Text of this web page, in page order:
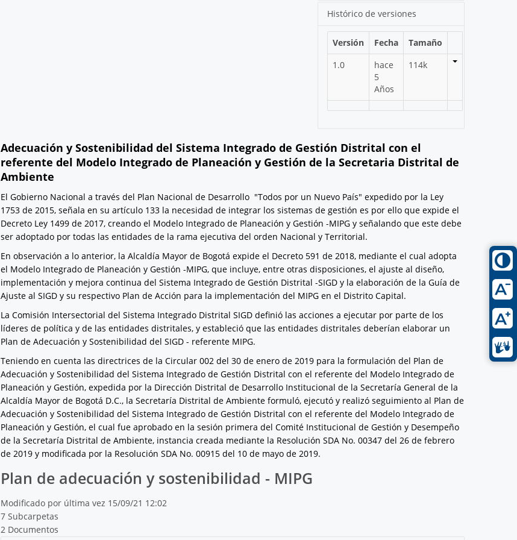
Histórico de versiones
Versión Fecha
Tamaño
1.0
hace
5
Años
114k
Adecuación y Sostenibilidad del Sistema Integrado de Gestión Distrital con el
referente del Modelo Integrado de Planeación y Gestión de la Secretaria Distrital de
Ambiente
El Gobierno Nacional a través del Plan Nacional de Desarrollo "Todos por un Nuevo País" expedido por la Ley
1753 de 2015, señala en su artículo 133 la necesidad de integrar los sistemas de gestión es por ello que expide el
Decreto Ley 1499 de 2017, creando el Modelo Integrado de Planeación y Gestión -MIPG y señalando que este debe
ser adoptado por todas las entidades de la rama ejecutiva del orden Nacional y Territorial.
En observación a lo anterior, la Alcaldía Mayor de Bogotá expide el Decreto 591 de 2018, mediante el cual adopta
el Modelo Integrado de Planeación y Gestión -MIPG, que incluye, entre otras disposiciones, el ajuste al diseño,
implementación y mejora continua del Sistema Integrado de Gestión Distrital -SIGD y la elaboración de la Guía de
Ajuste al SIGD y su respectivo Plan de Acción para la implementación del MIPG en el Distrito Capital.
La Comisión Intersectorial del Sistema Integrado Distrital SIGD definió las acciones a ejecutar por parte de los
líderes de política y de las entidades distritales, y estableció que las entidades distritales deberían elaborar un
Plan de Adecuación y Sostenibilidad del SIGD - referente MIPG.
Teniendo en cuenta las directrices de la Circular 002 del 30 de enero de 2019 para la formulación del Plan de
Adecuación y Sostenibilidad del Sistema Integrado de Gestión Distrital con el referente del Modelo Integrado de
Planeación y Gestión, expedida por la Dirección Distrital de Desarrollo Institucional de la Secretaría General de la
Alcaldía Mayor de Bogotá D.C., la Secretaría Distrital de Ambiente formuló, ejecutó y realizó seguimiento al Plan de
Adecuación y Sostenibilidad del Sistema Integrado de Gestión Distrital con el referente del Modelo Integrado de
Planeación y Gestión, el cual fue aprobado en la sesión primera del Comité Institucional de Gestión y Desempeño
de la Secretaría Distrital de Ambiente, instancia creada mediante la Resolución SDA No. 00347 del 26 de febrero
de 2019 y modificada por la Resolución SDA No. 00915 del 10 de mayo de 2019.
Plan de adecuación y sostenibilidad - MIPG
Modificado por última vez 15/09/21 12:02
7 Subcarpetas
2 Documentos